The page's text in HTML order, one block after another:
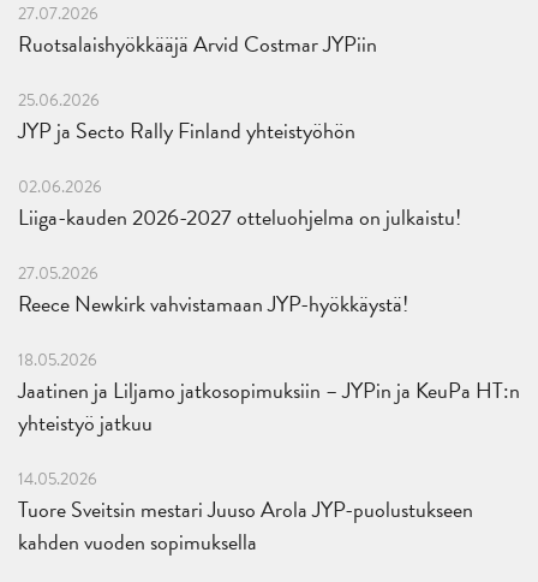
27.07.2026
Ruotsalaishyökkääjä Arvid Costmar JYPiin
25.06.2026
JYP ja Secto Rally Finland yhteistyöhön
02.06.2026
Liiga-kauden 2026-2027 otteluohjelma on julkaistu!
27.05.2026
Reece Newkirk vahvistamaan JYP-hyökkäystä!
18.05.2026
Jaatinen ja Liljamo jatkosopimuksiin – JYPin ja KeuPa HT:n
yhteistyö jatkuu
14.05.2026
Tuore Sveitsin mestari Juuso Arola JYP-puolustukseen
kahden vuoden sopimuksella